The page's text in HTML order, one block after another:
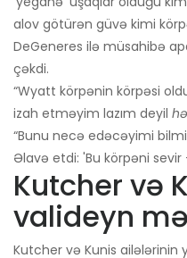
alov götürən güvə kimi
DeGeneres ilə müsahibə
çəkdi.
“Wyatt körpənin körpəsi
izah etməyim lazım deyil
“Bunu necə edəcəyimi
Əlavə etdi: 'Bu körpəni
Kutcher və
valideyn
Kutcher və Kunis ailələrinin